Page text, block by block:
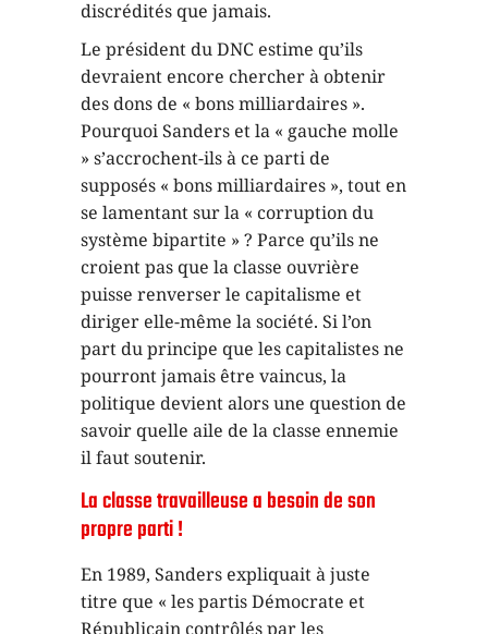
supposés « bons milliardaires », tout en
se lamentant sur la « corruption du
système bipartite » ? Parce qu’ils ne
croient pas que la classe ouvrière
puisse renverser le capitalisme et
diriger elle-même la société. Si l’on
part du principe que les capitalistes ne
pourront jamais être vaincus, la
politique devient alors une question de
savoir quelle aile de la classe ennemie
il faut soutenir.
La classe travailleuse a besoin de son
propre parti !
En 1989, Sanders expliquait à juste
titre que « les partis Démocrate et
Républicain contrôlés par les
idéologiques substantielles et sont, en
réalité, un seul parti – le parti de la
classe dirigeante ». Cependant, après
avoir passé des décennies dans les
couloirs du pouvoir bourgeois sans le